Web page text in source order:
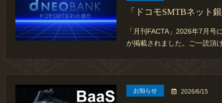
「ドコモSMTBネット
「月刊FACTA」2026年7月号
が掲載されました。ご一読頂
お知らせ 2026/6/15